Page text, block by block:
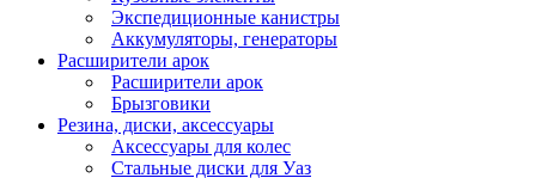
Экспедиционные канистры
Аккумуляторы, генераторы
Расширители арок
Расширители арок
Брызговики
Резина, диски, аксессуары
Аксессуары для колес
Стальные диски для Уаз